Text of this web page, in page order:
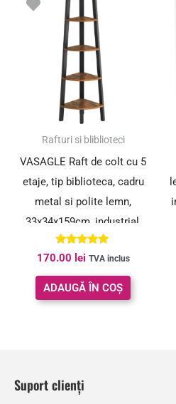
Rafturi si bliblioteci
VASAGLE Raft de colt cu 5
etaje, tip biblioteca, cadru
metal si polite lemn,
33x34x159cm, industrial,
maro rustic si negru
Evaluat la
5.00
din 5
170.00 lei TVA inclus
ADAUGĂ ÎN COȘ
Suport clienți